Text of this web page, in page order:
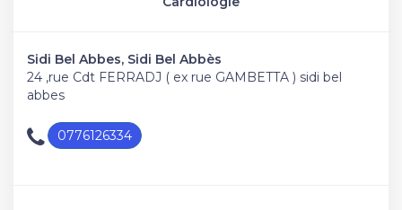
Sidi Bel Abbes, Sidi Bel Abbès
24 ,rue Cdt FERRADJ ( ex rue GAMBETTA ) sidi bel
abbes
0776126334